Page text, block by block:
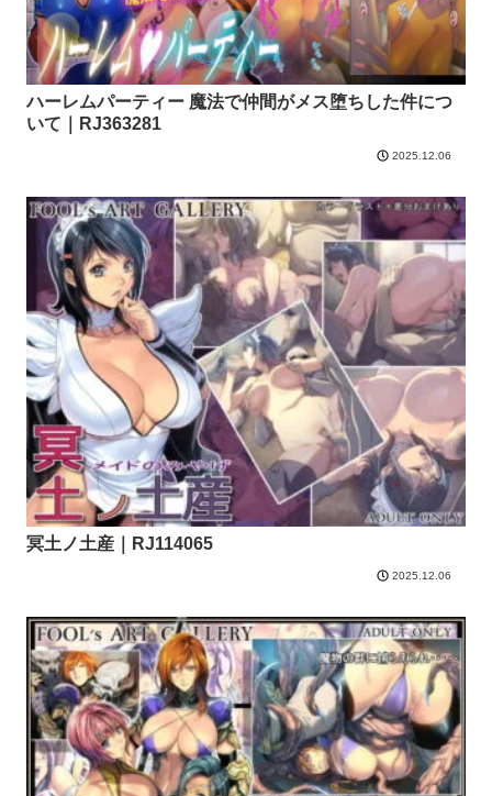
ハーレムパーティー 魔法で仲間がメス堕ちした件につ
いて｜RJ363281
2025.12.06
冥土ノ土産｜RJ114065
2025.12.06